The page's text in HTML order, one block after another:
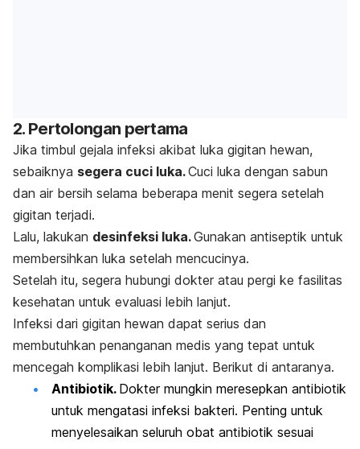
2. Pertolongan pertama
Jika timbul gejala infeksi akibat luka gigitan hewan,
sebaiknya segera cuci luka.Cuci luka dengan sabun
dan air bersih selama beberapa menit segera setelah
gigitan terjadi.
Lalu, lakukan desinfeksi luka.Gunakan antiseptik untuk
membersihkan luka setelah mencucinya.
Setelah itu, segera hubungi dokter atau pergi ke fasilitas
kesehatan untuk evaluasi lebih lanjut.
Infeksi dari gigitan hewan dapat serius dan
membutuhkan penanganan medis yang tepat untuk
mencegah komplikasi lebih lanjut. Berikut di antaranya.
Antibiotik. Dokter mungkin meresepkan antibiotik
untuk mengatasi infeksi bakteri. Penting untuk
menyelesaikan seluruh obat antibiotik sesuai